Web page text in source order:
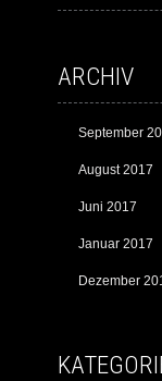
ARCHIV
September
August 2017
Juni 2017
Januar 2017
Dezember